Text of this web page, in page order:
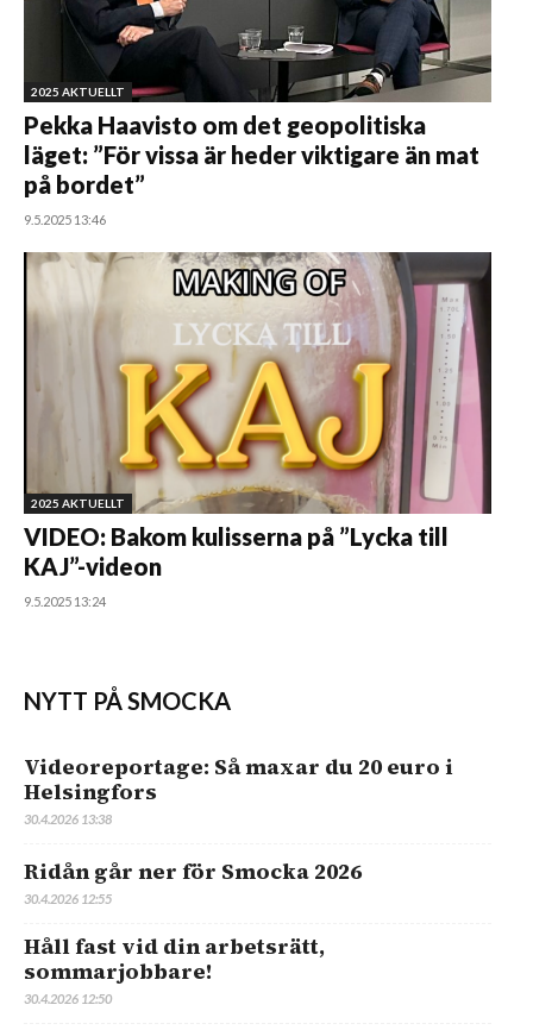
2025 AKTUELLT
Pekka Haavisto om det geopolitiska
läget: ”För vissa är heder viktigare än mat
på bordet”
9.5.2025 13:46
2025 AKTUELLT
VIDEO: Bakom kulisserna på ”Lycka till
KAJ”-videon
9.5.2025 13:24
NYTT PÅ SMOCKA
Videoreportage: Så maxar du 20 euro i
Helsingfors
30.4.2026 13:38
Ridån går ner för Smocka 2026
30.4.2026 12:55
Håll fast vid din arbetsrätt,
sommarjobbare!
30.4.2026 12:50